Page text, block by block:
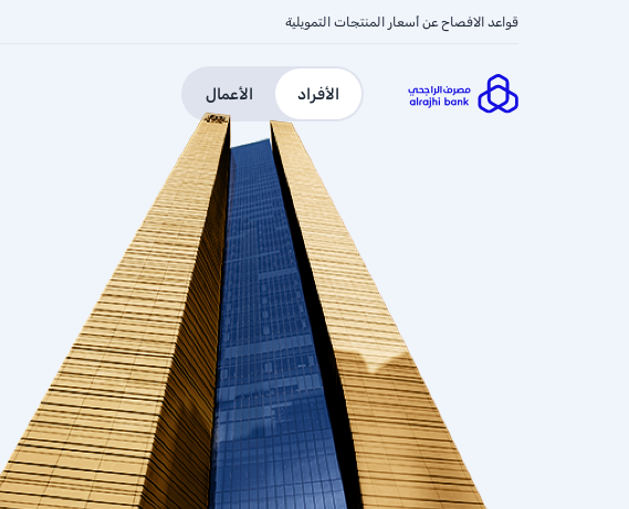
قواعد الافصاح عن أسعار المنتجات التمويلية
الأفراد الأعمال